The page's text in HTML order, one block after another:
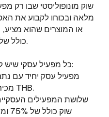
שוק מונופוליסטי שבו רק
מלאה ובכוחו לקבוע את
או המוצרים שהוא
כולל של מינימום מיליארד באט בשנה.
כל מפעיל עסקי שיש לו כוח שוק דומיננטי המתואר כ:
מכירות שנתי מינימלי של מיליארד THB.